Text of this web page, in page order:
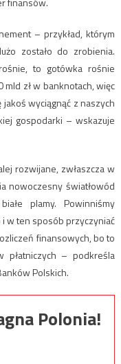
– przykład, którym
zostało do zrobienia.
to gotówka rośnie
zł w banknotach, więc
wyciągnąć z naszych
gospodarki – wskazuje
rozwijane, zwłaszcza w
nowoczesny światłowód
plamy. Powinniśmy
w ten sposób przyczyniać
finansowych, bo to
płatniczych – podkreśla
Polskich.
Polonia!